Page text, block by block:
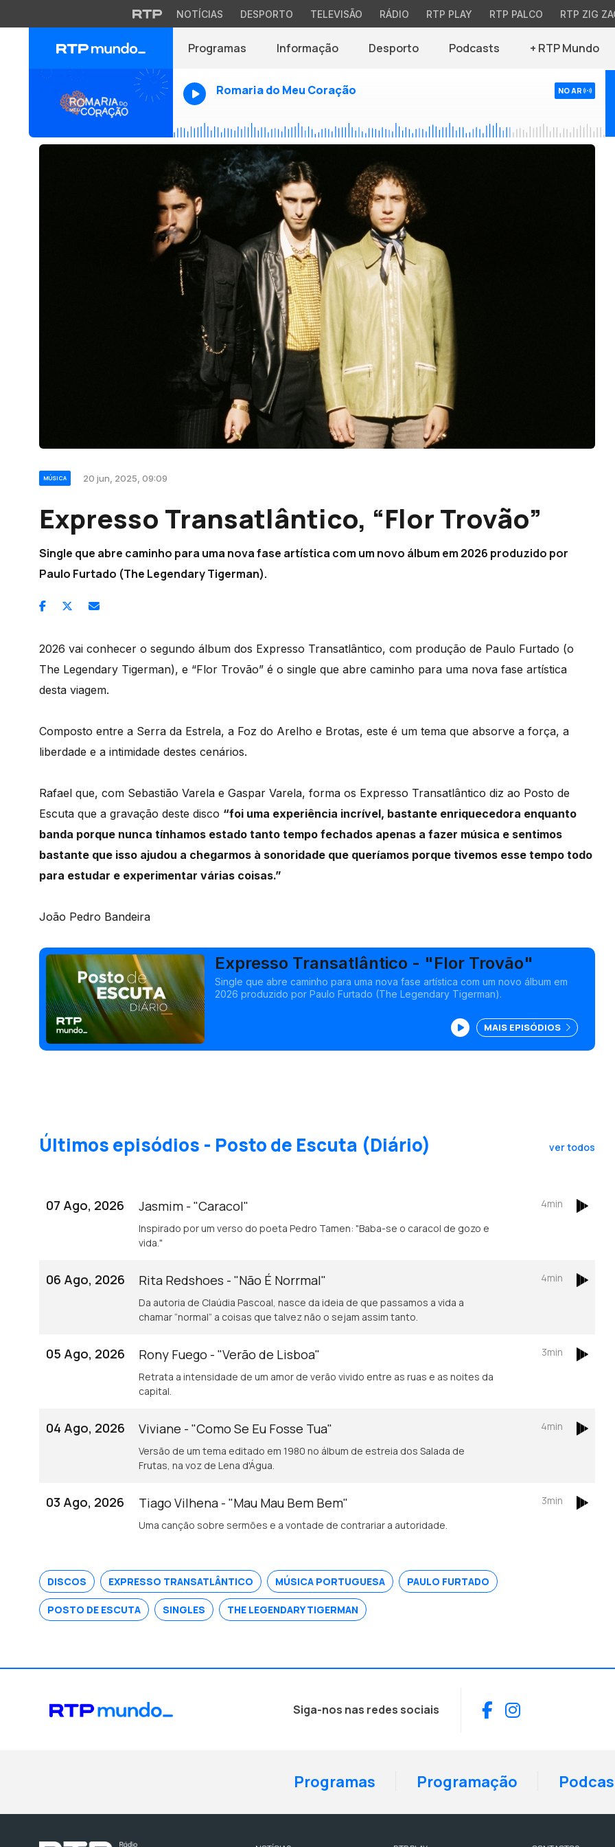
NOTÍCIAS DESPORTO TELEVISÃO RÁDIO RTP PLAY RTP PALCO RTP ZIG
Programas Informação Desporto Podcasts + RTP Mundo
Romaria do Meu Coração NO AR
MÚSICA 20 jun, 2025, 09:09
Expresso Transatlântico, “Flor Trovão”
Single que abre caminho para uma nova fase artística com um novo álbum em 2026 produzido por
Paulo Furtado (The Legendary Tigerman).
2026 vai conhecer o segundo álbum dos Expresso Transatlântico, com produção de Paulo Furtado (o
The Legendary Tigerman), e “Flor Trovão” é o single que abre caminho para uma nova fase artística
desta viagem.
Composto entre a Serra da Estrela, a Foz do Arelho e Brotas, este é um tema que absorve a força, a
liberdade e a intimidade destes cenários.
Rafael que, com Sebastião Varela e Gaspar Varela, forma os Expresso Transatlântico diz ao Posto de
Escuta que a gravação deste disco “foi uma experiência incrível, bastante enriquecedora enquanto
banda porque nunca tínhamos estado tanto tempo fechados apenas a fazer música e sentimos
bastante que isso ajudou a chegarmos à sonoridade que queríamos porque tivemos esse tempo todo
para estudar e experimentar várias coisas.”
João Pedro Bandeira
Expresso Transatlântico - "Flor Trovão"
Single que abre caminho para uma nova fase artística com um novo álbum em
2026 produzido por Paulo Furtado (The Legendary Tigerman).
MAIS EPISÓDIOS
Últimos episódios - Posto de Escuta (Diário) ver todos
07 Ago, 2026 Jasmim - "Caracol"
Inspirado por um verso do poeta Pedro Tamen: "Baba-se o caracol de gozo e
vida."
4min
06 Ago, 2026 Rita Redshoes - "Não É Norrmal"
Da autoria de Claúdia Pascoal, nasce da ideia de que passamos a vida a
chamar “normal” a coisas que talvez não o sejam assim tanto.
4min
05 Ago, 2026 Rony Fuego - "Verão de Lisboa"
Retrata a intensidade de um amor de verão vivido entre as ruas e as noites da
capital.
3min
04 Ago, 2026 Viviane - "Como Se Eu Fosse Tua"
Versão de um tema editado em 1980 no álbum de estreia dos Salada de
Frutas, na voz de Lena d'Água.
4min
03 Ago, 2026 Tiago Vilhena - "Mau Mau Bem Bem"
Uma canção sobre sermões e a vontade de contrariar a autoridade.
3min
DISCOS EXPRESSO TRANSATLÂNTICO MÚSICA PORTUGUESA PAULO FURTADO
POSTO DE ESCUTA SINGLES THE LEGENDARY TIGERMAN
Siga-nos nas redes sociais Facebook
Instagram
Programas Programação